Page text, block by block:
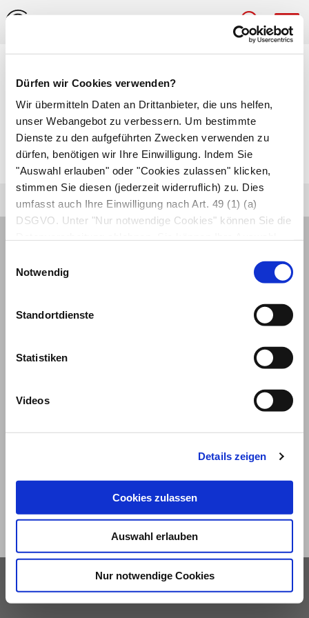
Dürfen wir Cookies verwenden?
Wir übermitteln Daten an Drittanbieter, die uns helfen,
unser Webangebot zu verbessern. Um bestimmte
Dienste zu den aufgeführten Zwecken verwenden zu
dürfen, benötigen wir Ihre Einwilligung. Indem Sie
"Auswahl erlauben" oder "Cookies zulassen" klicken,
stimmen Sie diesen (jederzeit widerruflich) zu. Dies
umfasst auch Ihre Einwilligung nach Art. 49 (1) (a)
DSGVO. Unter "Nur notwendige Cookies" können Sie die
Notwendig
Standortdienste
Statistiken
Videos
Details zeigen
Cookies zulassen
Auswahl erlauben
Nur notwendige Cookies
Nervenblockade
Betäubung einesNervsdurch eine Spritze mit
örtlichem Betäubungsmittel in seine Umgebung.
Impressum und Nutzungsbedingungen
Datenschutz Privatsphäre